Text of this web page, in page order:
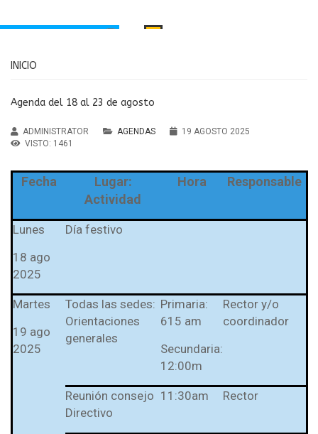
y Media
Agendas
Educativos
Servicios
PTAFI3.0
de privacidad
Prest-Math para
docentes
Institución Educativa María
Auxiliadora Caldas
Antioquia
INICIO
Agenda del 18 al 23 de agosto
ADMINISTRATOR AGENDAS
19 AGOSTO 2025
VISTO: 1461
Fecha
Lugar:
Actividad
Hora Responsable
Lunes
18 ago
2025
Día festivo
Martes
19 ago
2025
Todas las sedes:
Orientaciones
generales
Primaria:
615 am
Secundaria:
12:00m
Rector y/o
coordinador
Reunión consejo
Directivo
11:30am Rector